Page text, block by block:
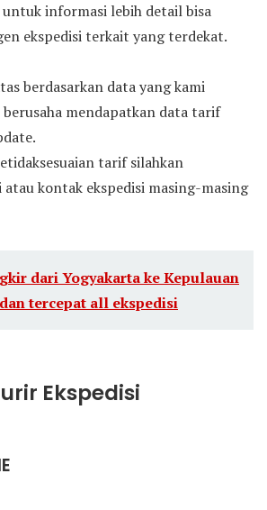
informasi lebih detail bisa
ekspedisi terkait yang terdekat.
berdasarkan data yang kami
mendapatkan data tarif
tarif silahkan
kontak ekspedisi masing-masing
dari Yogyakarta ke Kepulauan
tercepat all ekspedisi
Ekspedisi